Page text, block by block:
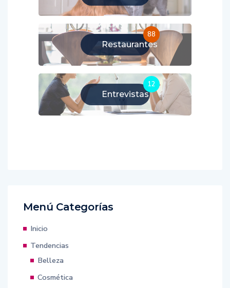
Restaurantes
88
Entrevistas
12
Menú Categorías
Inicio
Tendencias
Belleza
Cosmética